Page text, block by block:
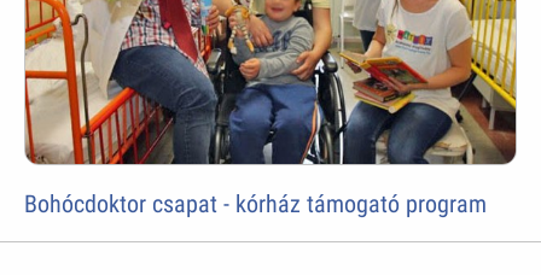
Bohócdoktor csapat - kórház támogató program